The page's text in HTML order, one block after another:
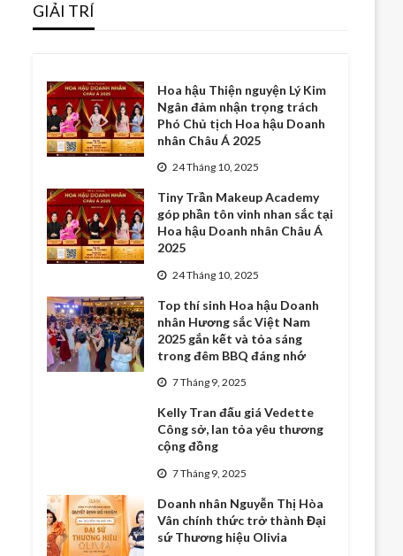
GIẢI TRÍ
Hoa hậu Thiện nguyện Lý Kim
Ngân đảm nhận trọng trách
Phó Chủ tịch Hoa hậu Doanh
nhân Châu Á 2025
24 Tháng 10, 2025
Tiny Trần Makeup Academy
góp phần tôn vinh nhan sắc tại
Hoa hậu Doanh nhân Châu Á
2025
24 Tháng 10, 2025
Top thí sinh Hoa hậu Doanh
nhân Hương sắc Việt Nam
2025 gắn kết và tỏa sáng
trong đêm BBQ đáng nhớ
7 Tháng 9, 2025
Kelly Tran đấu giá Vedette
Công sở, lan tỏa yêu thương
cộng đồng
7 Tháng 9, 2025
Doanh nhân Nguyễn Thị Hòa
Vân chính thức trở thành Đại
sứ Thương hiệu Olivia